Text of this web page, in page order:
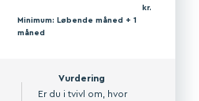
Minimum: Løbende måned + 1
måned
Vurdering
Er du i tvivl om, hvor